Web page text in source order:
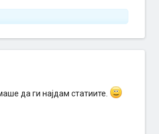
да ги најдам статиите.